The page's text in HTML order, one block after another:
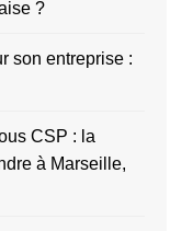
?
son entreprise :
CSP : la
à Marseille,